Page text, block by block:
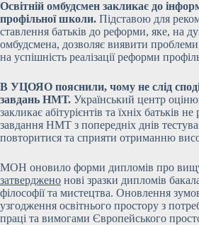
Освітній омбудсмен закликає до
профільної школи. Підставою для
ставлення батьків до реформи, яке, на
омбудсмена, дозволяє виявити
на успішність реалізації реформи
В УЦОЯО пояснили, чому не слід
завдань НМТ. Український центр
закликає абітурієнтів та їхніх батьків
завдання НМТ з попередніх днів
повторитися та сприяти отриманню
МОН оновило форми дипломів про вищу
затверджено нові зразки дипломів
філософії та мистецтва. Оновлення
узгодження освітнього простору з
праці та вимогами Європейського